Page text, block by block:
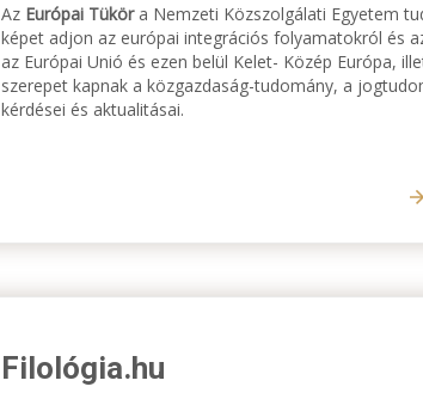
Filológia.hu
Az Európai Tüköra Nemzeti Közszolgálati Egyetem
képet adjon az európai integrációs folyamatokról és
az Európai Unió és ezen belül Kelet- Közép Európa,
szerepet kapnak a közgazdaság-tudomány, a
kérdései és aktualitásai.